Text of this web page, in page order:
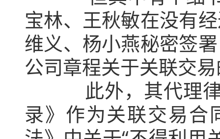
宝林、王秋敏在没有
维义、杨小燕秘密签
公司章程关于关联交
此外，其代理律师
录》作为关联交易合